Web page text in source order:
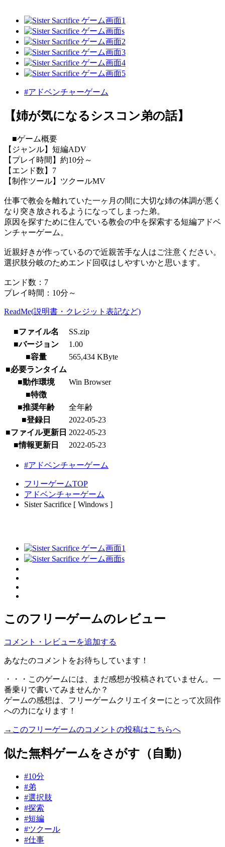
#アドベンチャーゲーム
【姉が気になるシスコン弟の話】
■ゲーム概要
【ジャンル】短編ADV
【プレイ時間】約10分～
【エンド数】7
【制作ツール】ツクールMV
仕事で教会を離れていた一ヶ月の間に大切な姉の体調が悪く
なり突き放されるようになってしまった弟。
原因を探すために住んでいる教会の中を探索する短編アドベ
ンチャーゲーム。
近親好きが作っているので近親苦手な人はご注意ください。
選択肢分岐のためエンド回収はしやすいかと思います。
エンド数：7
プレイ時間：10分～
ReadMe(説明書・クレジット表記など)
■ファイル名
SS.zip
■バージョン
1.00
■容量
565,434 KByte
■必要ランタイム
■動作環境
Win Browser
■特徴
■推奨年齢
全年齢
■登録日
2022-05-23
■ファイル更新日 2022-05-23
■情報更新日
2022-05-23
#アドベンチャーゲーム
フリーゲームTOP
アドベンチャーゲーム
Sister Sacrifice [ Windows ]
このフリーゲームのレビュー
コメント・レビューを追加する
あなたのコメントをお待ちしています！
・・・このゲームには、まだ感想が投稿されていません。一
番乗りで書いてみませんか？
ゲームの感想は、フリーゲームクリエイターにとって次回作
への力になります！
→このフリーゲームのコメントの投稿はこちらへ
似た無料ゲームをさがす（自動）
#10分
#弟
#選択肢
#探索
#短編
#ツクール
#仕事